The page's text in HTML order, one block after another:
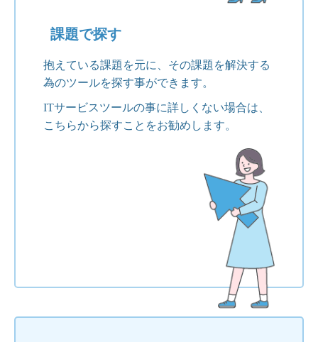
課題で探す
抱えている課題を元に、その課題を解決する
為のツールを探す事ができます。
ITサービスツールの事に詳しくない場合は、
こちらから探すことをお勧めします。